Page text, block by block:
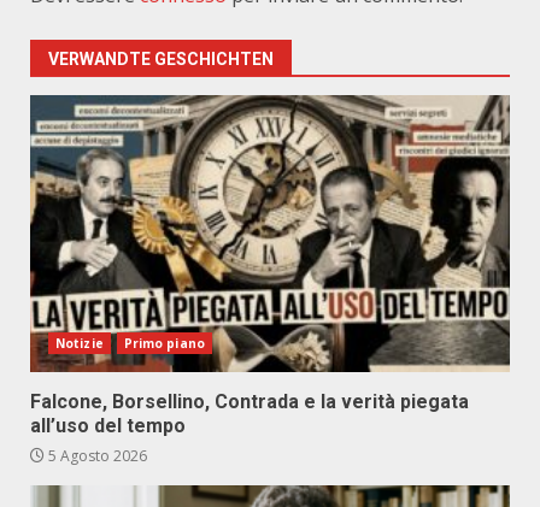
VERWANDTE GESCHICHTEN
Notizie Primo piano
Falcone, Borsellino, Contrada e la verità piegata
all’uso del tempo
5 Agosto 2026